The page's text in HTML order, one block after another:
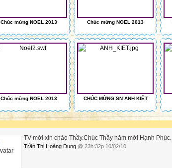
Chúc mừng NOEL 2013 Chúc mừng NOEL 2013
Chúc mừng NOEL 2013 CHÚC MỪNG SN ANH KIỆT
TV mới xin chào Thầy.Chúc Thầy năm mới Hạnh Phúc.
Trần Thị Hoàng Dung @ 23h:32p 10/02/10